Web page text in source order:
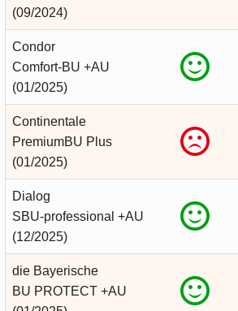
(09/2024)
Condor
Comfort-BU +AU
(01/2025)
Continentale
PremiumBU Plus
(01/2025)
Dialog
SBU-professional +AU
(12/2025)
die Bayerische
BU PROTECT +AU